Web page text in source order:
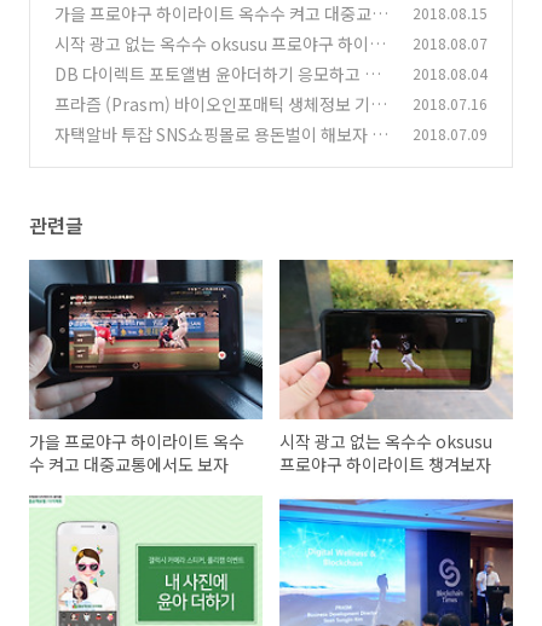
가을 프로야구 하이라이트 옥수수 켜고 대중교통
에서도 보자 (2)
2018.08.15
시작 광고 없는 옥수수 oksusu 프로야구 하이라
이트 챙겨보자 (2)
2018.08.07
DB 다이렉트 포토앨범 윤아더하기 응모하고 유
럽 여행 가자
(1)
2018.08.04
프라즘 (Prasm) 바이오인포매틱 생체정보 기반
코인 상장
(1)
2018.07.16
자택알바 투잡 SNS쇼핑몰로 용돈벌이 해보자 민
2018.07.09
관련글
가을 프로야구 하이라이트 옥수
수 켜고 대중교통에서도 보자
시작 광고 없는 옥수수 oksusu
프로야구 하이라이트 챙겨보자